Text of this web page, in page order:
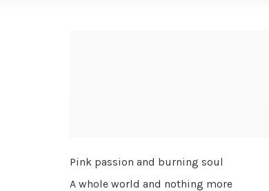
Pink passion and burning soul
A whole world and nothing more